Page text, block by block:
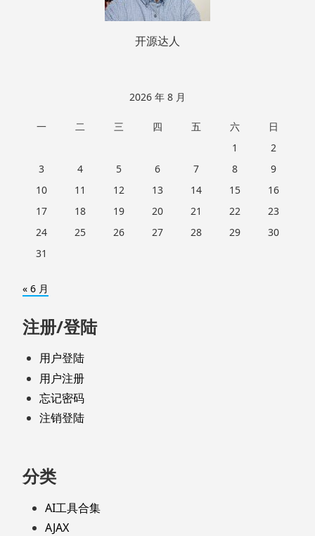
开源达人
2026 年 8 月
一 二 三 四 五 六
日
1
2
3
4 5 6 7 8
9
10
11 12 13 14 15
16
17
18 19 20 21 22
23
24
25 26 27 28 29
30
31
« 6 月
注册/登陆
用户登陆
用户注册
忘记密码
注销登陆
分类
AI工具合集
AJAX